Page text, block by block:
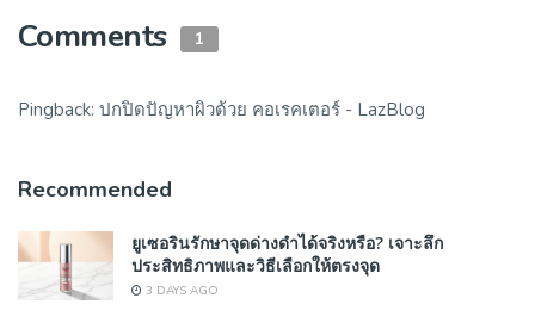
Comments 1
Pingback: ปกปิดปัญหาผิวด้วย คอเรคเตอร์ - LazBlog
Recommended
ยูเซอรินรักษาจุดด่างดำได้จริงหรือ? เจาะลึก
ประสิทธิภาพและวิธีเลือกให้ตรงจุด
3 DAYS AGO